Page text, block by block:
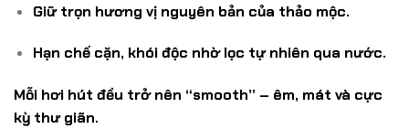
Giữ trọn hương vị nguyên bản của thảo mộc.
Hạn chế cặn, khói độc nhờ lọc tự nhiên qua nước.
Mỗi hơi hút đều trở nên “smooth” – êm, mát và cực
kỳ thư giãn.